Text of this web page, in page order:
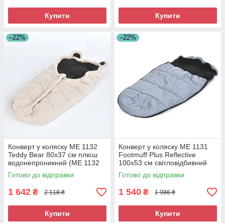
Купити Купити
–22%
Конверт у коляску ME 1132
Teddy Bear 80x37 см плюш
водонепроникний (ME 1132
Footmuff Ted)
Готово до відправки
1 642 ₴ 2 118 ₴
Купити
–22%
Конверт у коляску ME 1131
Footmuff Plus Reflective
100x53 см світловідбивний
(ME 1131 Footmuff Plu)
Готово до відправки
1 540 ₴ 1 986 ₴
Купити